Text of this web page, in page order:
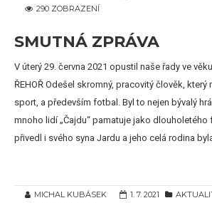
290 ZOBRAZENÍ
SMUTNÁ ZPRÁVA
V úterý 29. června 2021 opustil naše řady ve
ŘEHOŘ Odešel skromný, pracovitý člověk, který
sport, a především fotbal. Byl to nejen bývalý
mnoho lidí „Čajdu“ pamatuje jako
přivedl i svého syna Jardu a jeho celá rodina
MICHAL KUBÁSEK 1. 7. 2021